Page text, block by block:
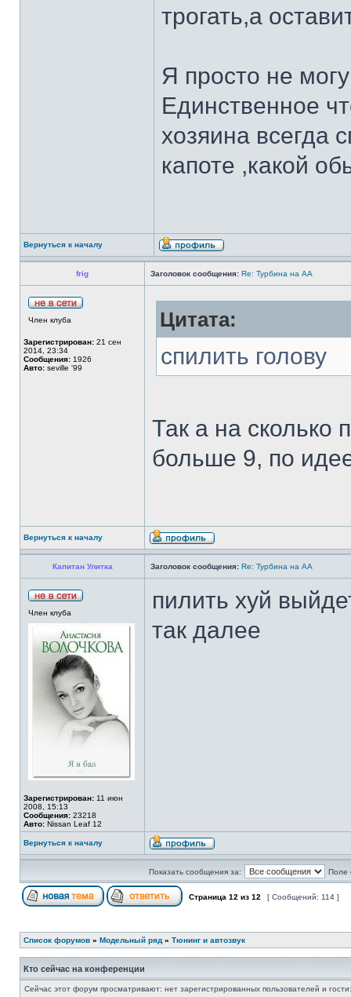
трогать,а
Я просто не
Единственное
хозяина всегда
капоте ,какой
Вернуться к началу
frig Заголовок сообщения: Re: Турбина на АА
Член клуба
Зарегистрирован: 21 сен
2014, 23:34
Сообщения: 1926
Авто: seville '99
Цитата:
спилить голову
Так а на сколько
больше 9, по
Вернуться к началу
Капитан Улитка Заголовок сообщения: Re: Турбина на АА
Член клуба
Зарегистрирован: 11 июн
2008, 15:13
Сообщения: 23218
Авто: Nissan Leaf 12
пилить хуй
так далее
Вернуться к началу
Показать сообщения за: Поле
Страница 12 из 12 [ Сообщений: 114 ]
Список форумов » Модельный ряд » Тюнинг и автозвук
Кто сейчас на конференции
Сейчас этот форум просматривают: нет зарегистрированных пользователей и